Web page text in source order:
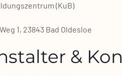
(KuB)
1, 23843 Bad Oldes­loe
&